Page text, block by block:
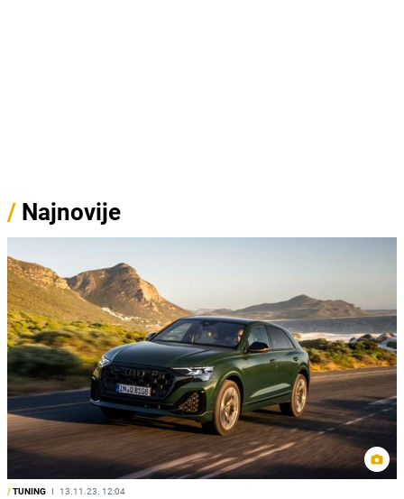
/ Najnovije
/TUNING I 13.11.23. 12:04